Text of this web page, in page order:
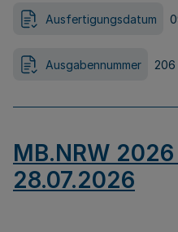
Ausfertigungsdatum
Ausgabennummer 206
MB.NRW
28.07.2026